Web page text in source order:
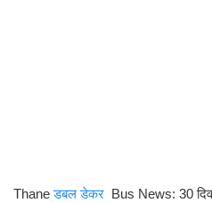
Thaneडबल डेकर Bus News: 30